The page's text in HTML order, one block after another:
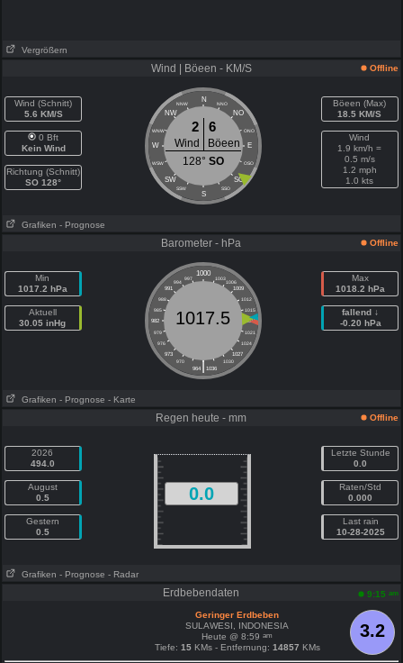
Vergrößern
Wind | Böeen - KM/S Offline
Wind (Schnitt)
5.6 KM/S
0 Bft
Kein Wind
Richtung (Schnitt)
SO 128°
N
NNW NNO
NW NO
WNW ONO
W E
WSW OSO
SW SO
SSW SSO
S
2 6
Wind
Böeen
128° SO
Böeen (Max)
18.5 KM/S
Wind
1.9 km/h =
0.5 m/s
1.2 mph
1.0 kts
Grafiken - Prognose
Barometer - hPa Offline
Min
1017.2 hPa
Aktuell
30.05 inHg
1000
997 1003
994
1006
991
1009
988
1012
985
1015
982
1018
979
1021
976
1024
973
1027
970
1030
|
964 1036
1017.5
Max
1018.2 hPa
fallend ↓
-0.20 hPa
Grafiken - Prognose - Karte
Regen heute - mm Offline
2026
494.0
August
0.5
Gestern
0.5
0.0
Letzte Stunde
0.0
Raten/Std
0.000
Last rain
10-28-2025
Grafiken - Prognose - Radar
Erdbebendaten 9:15 am
3.2
Geringer Erdbeben
SULAWESI, INDONESIA
Heute @ 8:59am
Tiefe: 15KMs - Entfernung: 14857 KMs